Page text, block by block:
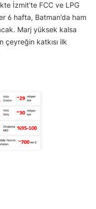
İzmit’te FCC ve LPG
6 hafta, Batman’da ham
Marj yüksek kalsa
çeyreğin katkısı ilk